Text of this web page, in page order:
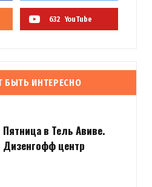
632 YouTube
БЫТЬ ИНТЕРЕСНО
Пятница в Тель Авиве.
Дизенгофф центр